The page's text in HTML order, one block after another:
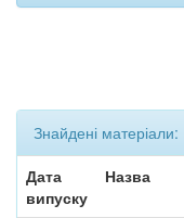
Знайдені матеріали:
Дата
випуску
Назва